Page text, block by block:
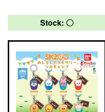
Stock: 〇